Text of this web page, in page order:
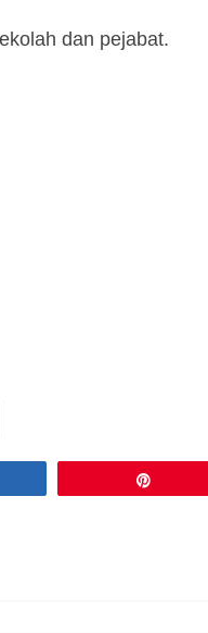
dan pejabat.